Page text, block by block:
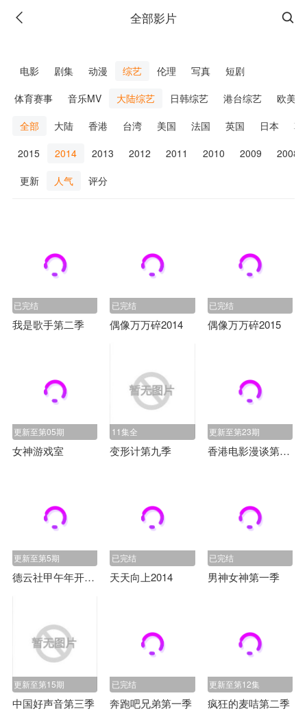
全部影片
电影 剧集 动漫 综艺 伦理 写真
短剧
体育赛事
音乐MV 大陆综艺 日韩综艺 港台综艺
欧美
全部
大陆 香港 台湾 美国 法国 英国 日本
韩
2015 2014 2013 2012 2011 2010 2009
2008
更新
人气 评分
已完结
我是歌手第二季
已完结
偶像万万碎2014
已完结
偶像万万碎2015
更新至第05期
女神游戏室
11集全
变形计第九季
更新至第23期
香港电影漫谈第一季
更新至第5期
德云社甲午年开箱庆典2014
已完结
天天向上2014
已完结
男神女神第一季
更新至第15期
中国好声音第三季
已完结
奔跑吧兄弟第一季
更新至第12集
疯狂的麦咭第二季